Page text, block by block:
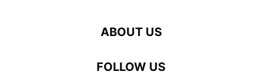
ABOUT US
FOLLOW US